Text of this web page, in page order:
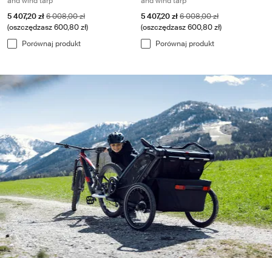
Cena promocyjna
5 407,20 złOryginalna cena
6 008,00 zł
(oszczędzasz 600,80 zł)
Porównaj produkt
Cena promocyjna
5 407,20 złOryginalna cena
6 008,00 zł
(oszczędzasz 600,80 zł)
Porównaj produkt